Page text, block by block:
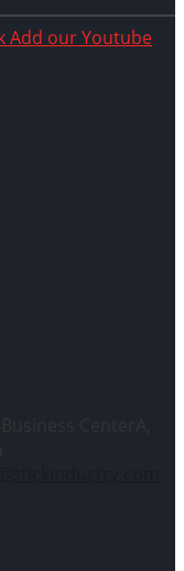
Add our Youtube